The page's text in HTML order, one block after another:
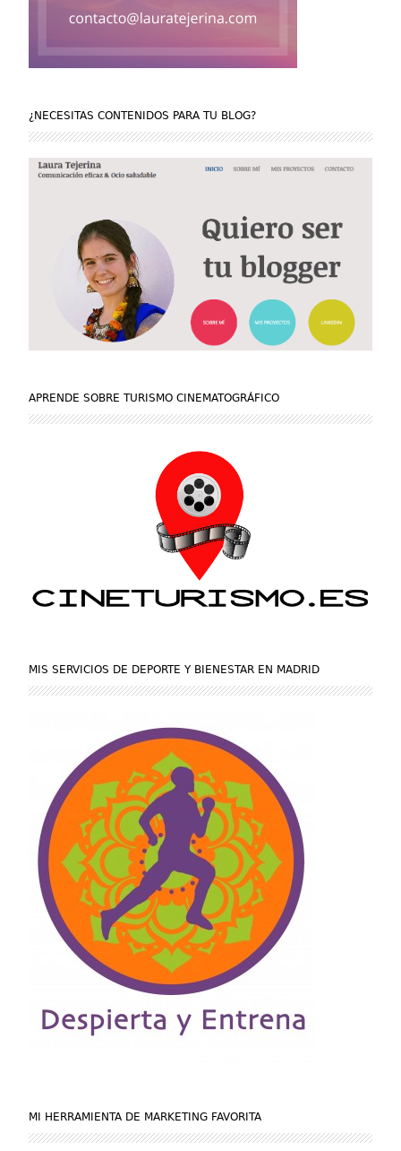
¿NECESITAS CONTENIDOS PARA TU BLOG?
APRENDE SOBRE TURISMO CINEMATOGRÁFICO
MIS SERVICIOS DE DEPORTE Y BIENESTAR EN MADRID
MI HERRAMIENTA DE MARKETING FAVORITA